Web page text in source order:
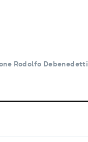
Rodolfo Debenedetti